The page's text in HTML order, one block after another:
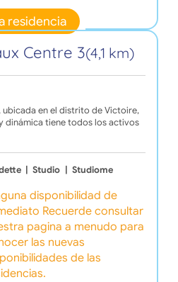
residencia
Centre 3(4,1 km)
ubicada en el distrito de Victoire,
dinámica tiene todos los activos
Studio Studiome
disponibilidad de
Recuerde consultar
pagina a menudo para
las nuevas
de las